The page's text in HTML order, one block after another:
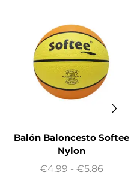
Balón Baloncesto Softee
Nylon
€4.99 - €5.86